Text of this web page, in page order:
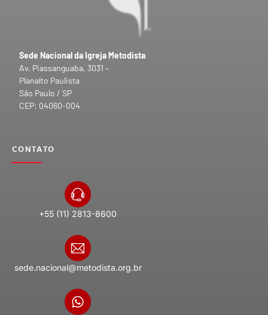
Sede Nacional da Igreja Metodista
Av. Piassanguaba, 3031 –
Planalto Paulista
São Paulo / SP
CEP: 04060-004
CONTATO
+55 (11) 2813-8600
sede.nacional@metodista.org.br